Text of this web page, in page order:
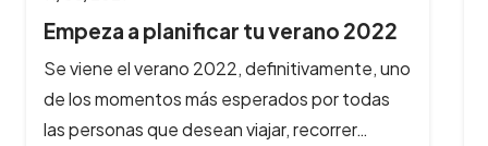
¿Cómo cargar las facturas del
Previaje?
La web de Previaje está empezando a
funcionar con cierta normalidad y son muchos